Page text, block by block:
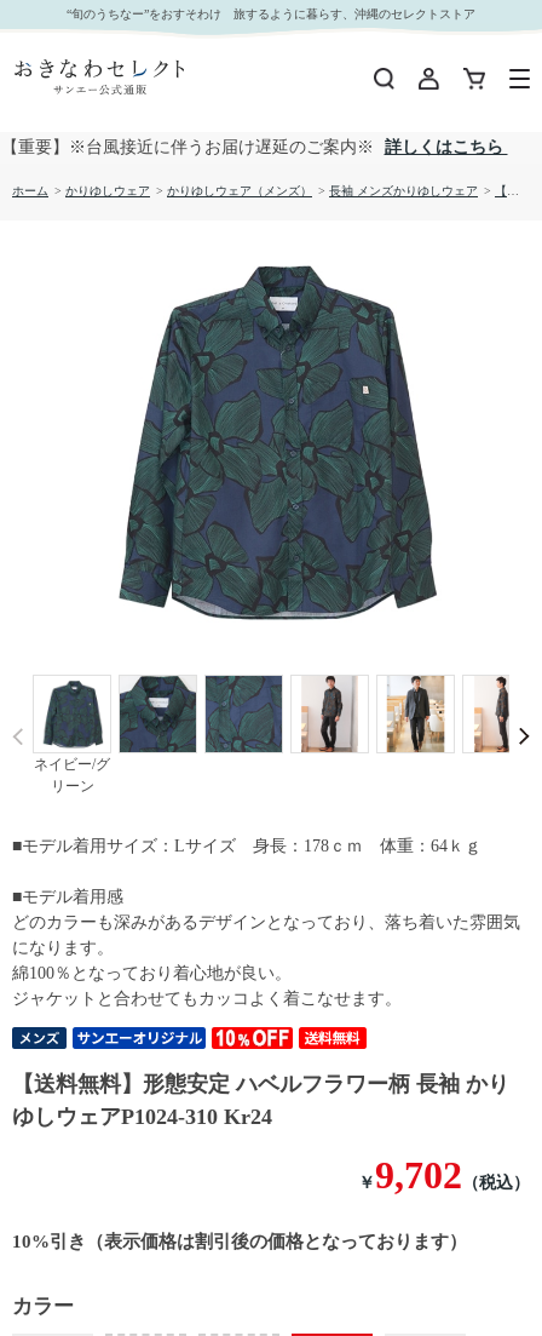
【送料無料】形態安定 ハベルフラワー柄 長袖 かりゆしウェアP1024-310 Kr24｜おきなわセレク
ト サンエー公式通販
“旬のうちなー”をおすそわけ 旅するように暮らす、沖縄のセレクトストア
【重要】※台風接近に伴うお届け遅延のご案内※ 詳しくはこちら
ホーム > かりゆしウェア > かりゆしウェア（メンズ） > 長袖 メンズかりゆしウェア > 【送料無料】形態安定 ハベルフラワー柄 長袖 かりゆしウェアP1024-310 Kr24
ネイビー/グ
リーン
Prev
【送料無料】形態安定 ハベルフラワー柄 長袖 かり
ゆしウェアP1024-310 Kr24
10%引き（表示価格は割引後の価格となっております）
￥9,702 （税込）
カラー
■モデル着用サイズ：Lサイズ 身長：178ｃｍ 体重：64ｋｇ
■モデル着用感
どのカラーも深みがあるデザインとなっており、落ち着いた雰囲気
になります。
綿100％となっており着心地が良い。
ジャケットと合わせてもカッコよく着こなせます。